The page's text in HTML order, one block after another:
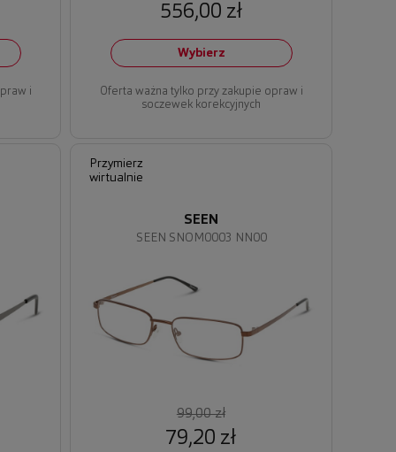
i
556,00 zł
Wybierz
Oferta ważna tylko przy zakupie opraw i
soczewek korekcyjnych
Przymierz
wirtualnie
SEEN SNOM0003 NN00
SEEN
99,00 zł
79,20 zł